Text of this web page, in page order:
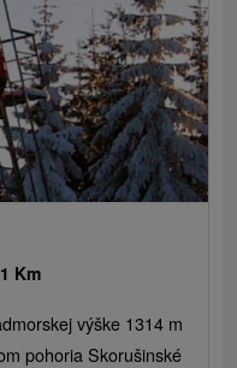
Km
výške 1314 m
pohoria Skorušinské